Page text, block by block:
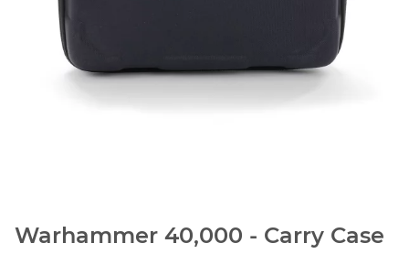
Warhammer 40,000 - Carry Case